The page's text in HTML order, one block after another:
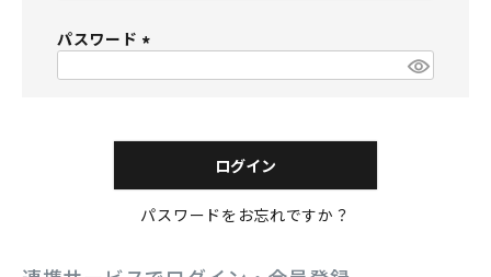
パスワード
)
ログイン
パスワードをお忘れですか？